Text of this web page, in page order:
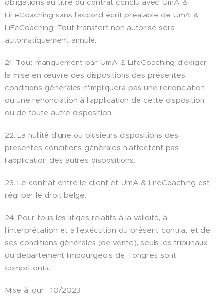
obligations au titre du contrat conclu avec UmA &
LiFeCoaching sans l'accord écrit préalable de UmA &
LiFeCoaching. Tout transfert non autorisé sera
automatiquement annulé.
21. Tout manquement par UmA & LifeCoaching d'exiger
la mise en œuvre des dispositions des présentes
conditions générales n'impliquera pas une renonciation
ou une renonciation à l'application de cette disposition
ou de toute autre disposition.
22. La nullité d'une ou plusieurs dispositions des
présentes conditions générales n'affectent pas
l'application des autres dispositions.
23. Le contrat entre le client et UmA & LifeCoaching est
régi par le droit belge.
24. Pour tous les litiges relatifs à la validité, à
l'interprétation et à l'exécution du présent contrat et de
ses conditions générales (de vente), seuls les tribunaux
du département limbourgeois de Tongres sont
compétents.
Mise à jour : 10/2023.